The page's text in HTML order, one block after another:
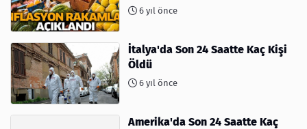
6 yıl önce
İtalya'da Son 24 Saatte Kaç Kişi
Öldü
6 yıl önce
Amerika'da Son 24 Saatte Kaç